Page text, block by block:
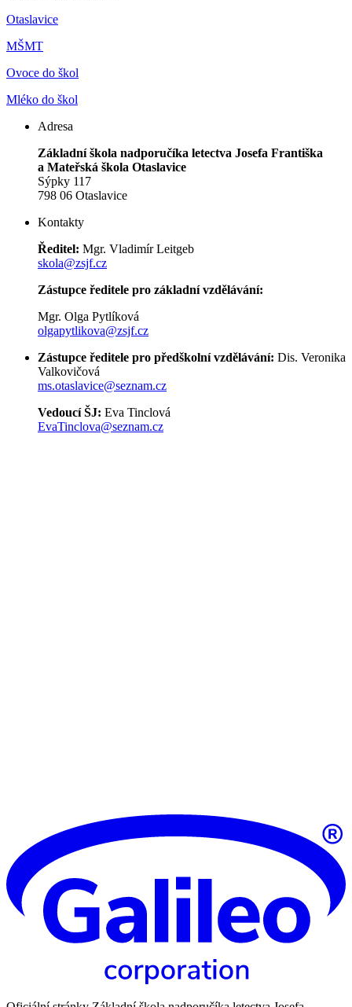
Otaslavice
MŠMT
Ovoce do škol
Mléko do škol
Adresa
Základní škola nadporučíka letectva Josefa Františka
a Mateřská škola Otaslavice
Sýpky 117
798 06 Otaslavice
Kontakty
Ředitel: Mgr. Vladimír Leitgeb
skola@zsjf.cz
Zástupce ředitele pro základní vzdělávání:
Mgr. Olga Pytlíková
olgapytlikova@zsjf.cz
Zástupce ředitele pro předškolní vzdělávání: Dis. Veronika
Valkovičová
ms.otaslavice@seznam.cz
Vedoucí ŠJ: Eva Tinclová
EvaTinclova@seznam.cz